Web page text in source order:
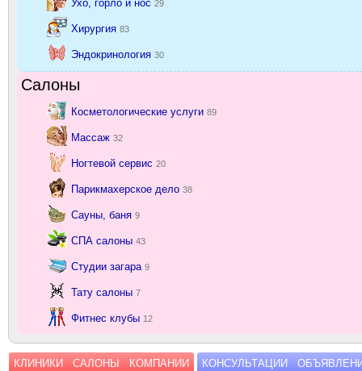
Ухо, горло и нос 29
Хирургия 83
Эндокринология 30
Салоны
Косметологические услуги 89
Массаж 32
Ногтевой сервис 20
Парикмахерское дело 38
Сауны, баня 9
СПА салоны 43
Студии загара 9
Тату салоны 7
Фитнес клубы 12
КЛИНИКИ САЛОНЫ КОМПАНИИ КОНСУЛЬТАЦИИ